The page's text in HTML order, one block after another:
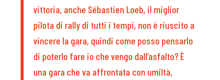
vittoria, anche Sébastien Loeb, il miglior
pilota di rally di tutti i tempi, non è riuscito a
vincere la gara, quindi come posso pensarlo
di poterlo fare io che vengo dall’asfalto? È
una gara che va affrontata con umiltà,